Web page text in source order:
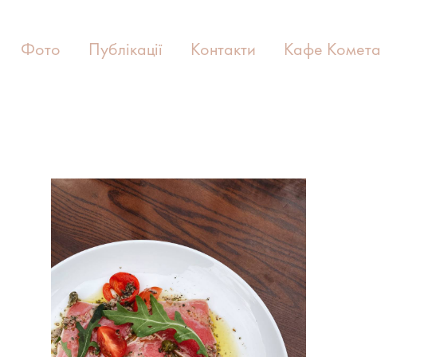
Фото Публікації Контакти Кафе Комета